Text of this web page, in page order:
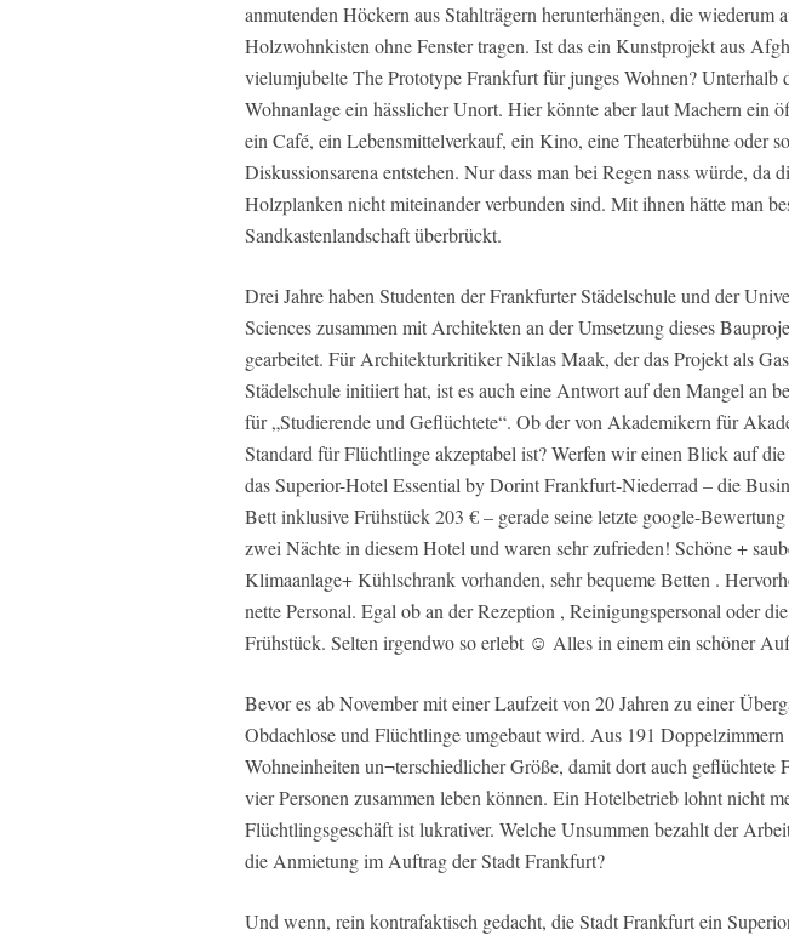
anmutenden Höckern aus Stahlträgern herunterhängen, die wiederum
Holzwohnkisten ohne Fenster tragen. Ist das ein Kunstprojekt aus
vielumjubelte The Prototype Frankfurt für junges Wohnen? Unterhalb
Wohnanlage ein hässlicher Unort. Hier könnte aber laut Machern ein
ein Café, ein Lebensmittelverkauf, ein Kino, eine Theaterbühne oder
Diskussionsarena entstehen. Nur dass man bei Regen nass würde, da
Holzplanken nicht miteinander verbunden sind. Mit ihnen hätte man
Sandkastenlandschaft überbrückt.
Drei Jahre haben Studenten der Frankfurter Städelschule und der
Sciences zusammen mit Architekten an der Umsetzung dieses
gearbeitet. Für Architekturkritiker Niklas Maak, der das Projekt als
Städelschule initiiert hat, ist es auch eine Antwort auf den Mangel an
für „Studierende und Geflüchtete“. Ob der von Akademikern für
Standard für Flüchtlinge akzeptabel ist? Werfen wir einen Blick auf
das Superior-Hotel Essential by Dorint Frankfurt-Niederrad – die
Bett inklusive Frühstück 203 € – gerade seine letzte google-
zwei Nächte in diesem Hotel und waren sehr zufrieden! Schöne +
Klimaanlage+ Kühlschrank vorhanden, sehr bequeme Betten .
nette Personal. Egal ob an der Rezeption , Reinigungspersonal oder
Frühstück. Selten irgendwo so erlebt ☺️ Alles in einem ein schöner
Bevor es ab November mit einer Laufzeit von 20 Jahren zu einer
Obdachlose und Flüchtlinge umgebaut wird. Aus 191
Wohneinheiten un¬terschiedlicher Größe, damit dort auch geflüchtete
vier Personen zusammen leben können. Ein Hotelbetrieb lohnt nicht
Flüchtlingsgeschäft ist lukrativer. Welche Unsummen bezahlt der
die Anmietung im Auftrag der Stadt Frankfurt?
Und wenn, rein kontrafaktisch gedacht, die Stadt Frankfurt ein